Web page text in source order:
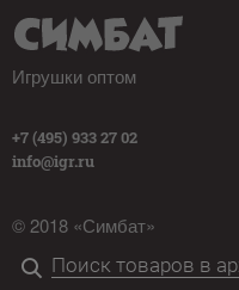
Игрушки оптом
+7 (495) 933 27 02
info@igr.ru
© 2018 «Симбат»